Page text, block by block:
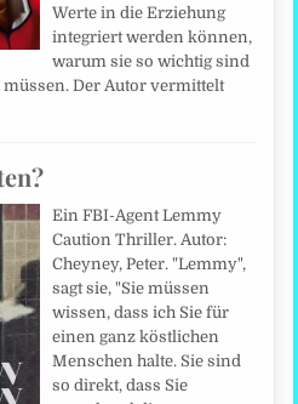
Werte in die Erziehung
integriert werden können,
warum sie so wichtig sind
müssen. Der Autor vermittelt
Ein FBI-Agent Lemmy
Caution Thriller. Autor:
Cheyney, Peter. "Lemmy",
sagt sie, "Sie müssen
wissen, dass ich Sie für
einen ganz köstlichen
Menschen halte. Sie sind
so direkt, dass Sie